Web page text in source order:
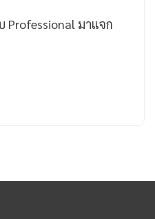
Professional มาแจก